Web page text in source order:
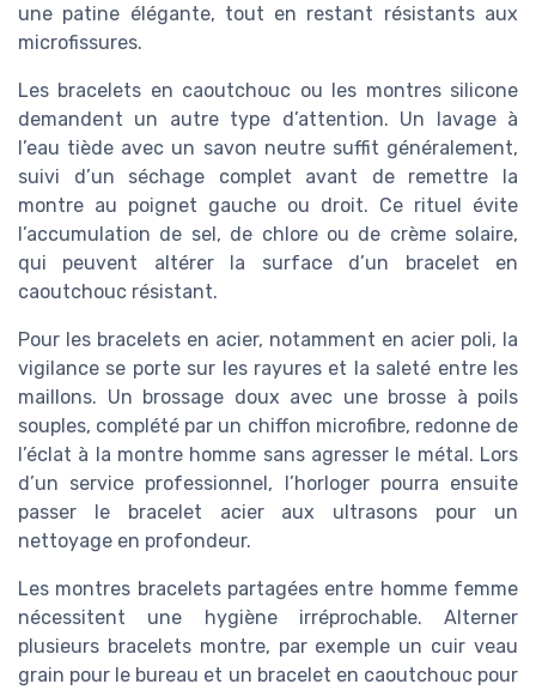
une patine élégante, tout en restant résistants aux
microfissures.
Les bracelets en caoutchouc ou les montres silicone
demandent un autre type d’attention. Un lavage à
l’eau tiède avec un savon neutre suffit généralement,
suivi d’un séchage complet avant de remettre la
montre au poignet gauche ou droit. Ce rituel évite
l’accumulation de sel, de chlore ou de crème solaire,
qui peuvent altérer la surface d’un bracelet en
caoutchouc résistant.
Pour les bracelets en acier, notamment en acier poli, la
vigilance se porte sur les rayures et la saleté entre les
maillons. Un brossage doux avec une brosse à poils
souples, complété par un chiffon microfibre, redonne de
l’éclat à la montre homme sans agresser le métal. Lors
d’un service professionnel, l’horloger pourra ensuite
passer le bracelet acier aux ultrasons pour un
nettoyage en profondeur.
Les montres bracelets partagées entre homme femme
nécessitent une hygiène irréprochable. Alterner
plusieurs bracelets montre, par exemple un cuir veau
grain pour le bureau et un bracelet en caoutchouc pour